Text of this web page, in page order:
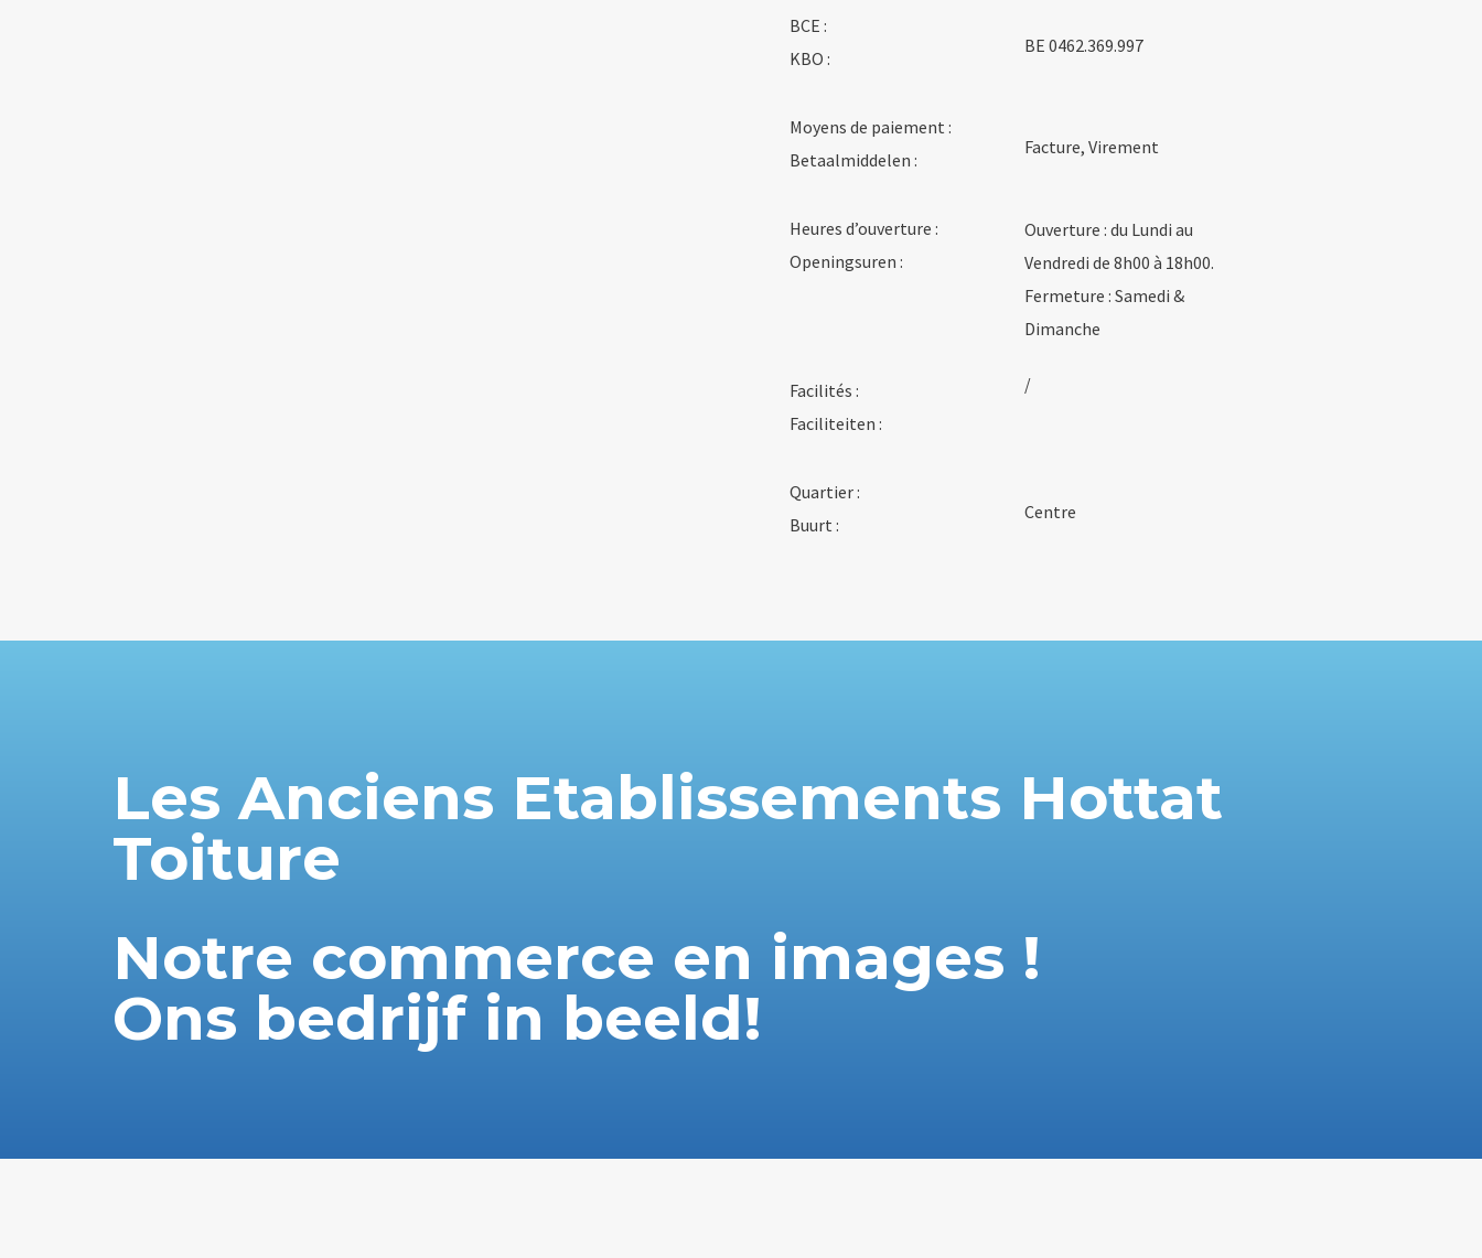
BCE :
KBO :
BE 0462.369.997
Moyens de paiement :
Betaalmiddelen :
Facture, Virement
Heures d’ouverture :
Openingsuren :
Ouverture : du Lundi au
Vendredi de 8h00 à 18h00.
Fermeture : Samedi &
Dimanche
Facilités :
Faciliteiten :
/
Quartier :
Buurt :
Centre
Les Anciens Etablissements Hottat
Toiture
Notre commerce en images !
Ons bedrijf in beeld!